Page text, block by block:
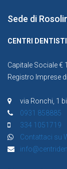
Sede di
CENTRI
Capitale Sociale €
Registro Imprese
via Ronchi, 1
0931 858885
334 1051719
Contattaci su